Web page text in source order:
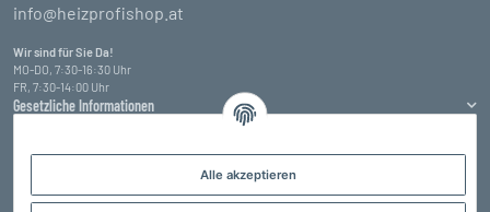
Alle akzeptieren
info@heizprofishop.at
Wir sind für Sie Da!
MO-DO, 7:30-16:30 Uhr
FR, 7:30-14:00 Uhr
Gesetzliche Informationen
Informationen
Zahlungsarten